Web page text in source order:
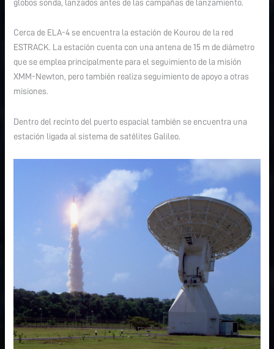
globos sonda, lanzados antes de las campañas de lanzamiento.
Cerca de ELA-4 se encuentra la estación de Kourou de la red
ESTRACK. La estación cuenta con una antena de 15 m de diámetro
que se emplea principalmente para el seguimiento de la misión
XMM-Newton, pero también realiza seguimiento de apoyo a otras
misiones.
Dentro del recinto del puerto espacial también se encuentra una
estación ligada al sistema de satélites Galileo.